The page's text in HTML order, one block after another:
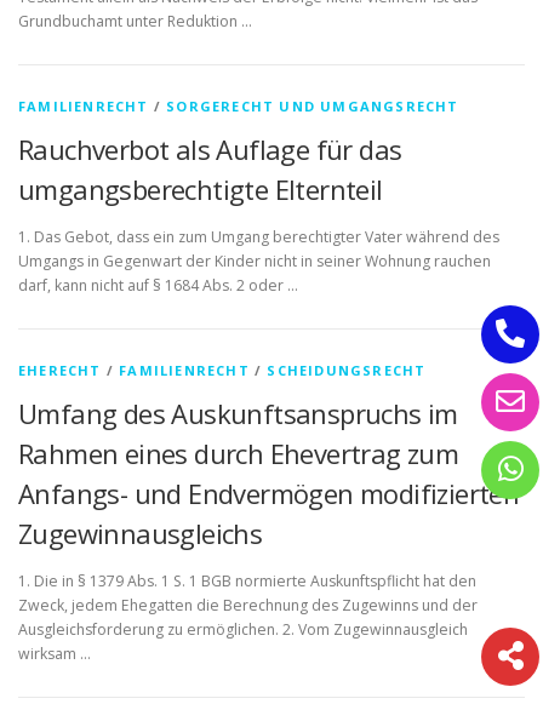
Grundbuchamt unter Reduktion …
FAMILIENRECHT / SORGERECHT UND UMGANGSRECHT
Rauchverbot als Auflage für das
umgangsberechtigte Elternteil
1. Das Gebot, dass ein zum Umgang berechtigter Vater während des
Umgangs in Gegenwart der Kinder nicht in seiner Wohnung rauchen
darf, kann nicht auf § 1684 Abs. 2 oder …
EHERECHT / FAMILIENRECHT / SCHEIDUNGSRECHT
Umfang des Auskunftsanspruchs im
Rahmen eines durch Ehevertrag zum
Anfangs- und Endvermögen modifizierten
Zugewinnausgleichs
1. Die in § 1379 Abs. 1 S. 1 BGB normierte Auskunftspflicht hat den
Zweck, jedem Ehegatten die Berechnung des Zugewinns und der
Ausgleichsforderung zu ermöglichen. 2. Vom Zugewinnausgleich
wirksam …